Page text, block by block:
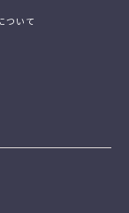
ついて